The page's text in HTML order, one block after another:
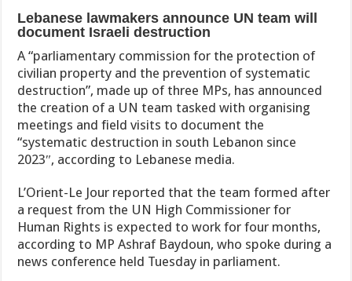
Lebanese lawmakers announce UN team will
document Israeli destruction
A “parliamentary commission for the protection of
civilian property and the prevention of systematic
destruction”, made up of three MPs, has announced
the creation of a UN team tasked with organising
meetings and field visits to document the
“systematic destruction in south Lebanon since
2023″, according to Lebanese media.
L’Orient-Le Jour reported that the team formed after
a request from the UN High Commissioner for
Human Rights is expected to work for four months,
according to MP Ashraf Baydoun, who spoke during a
news conference held Tuesday in parliament.